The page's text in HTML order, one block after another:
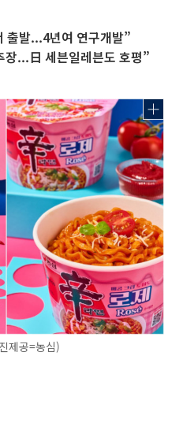
출발...4년여 연구개발”
장...日 세븐일레븐도 호평”
제공=농심)